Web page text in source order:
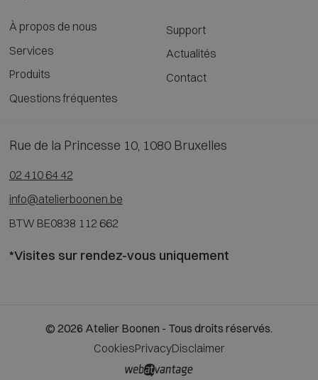
À propos de nous
Services
Produits
Questions fréquentes
Support
Actualités
Contact
Rue de la Princesse 10, 1080 Bruxelles
02 410 64 42
info@atelierboonen.be
BTW BE0838 112 662
*Visites sur rendez-vous uniquement
© 2026 Atelier Boonen - Tous droits réservés.
CookiesPrivacyDisclaimer